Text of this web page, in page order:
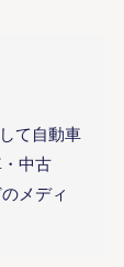
て自動車
中古
メディ